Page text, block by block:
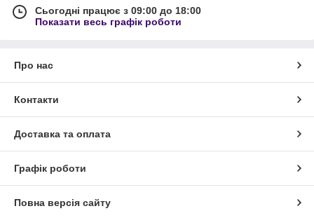
Сьогодні працює з 09:00 до 18:00
Показати весь графік роботи
Про нас
Контакти
Доставка та оплата
Графік роботи
Повна версія сайту